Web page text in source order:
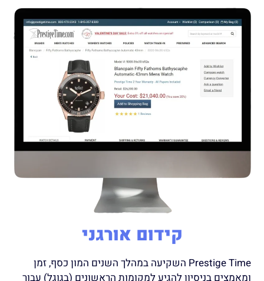
קידום אורגני
Prestige Time השקיעה במהלך השנים המון כסף, זמן
ומאמצים בניסיון להגיע למקומות הראשונים (בגוגל) עבור